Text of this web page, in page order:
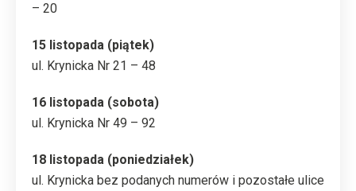
– 20
15 listopada (piątek)
ul. Krynicka Nr 21 – 48
16 listopada (sobota)
ul. Krynicka Nr 49 – 92
18 listopada (poniedziałek)
ul. Krynicka bez podanych numerów i pozostałe ulice